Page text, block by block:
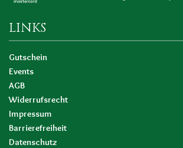
LINKS
Gutschein
Events
AGB
Widerrufsrecht
Impressum
Barrierefreiheit
Datenschutz